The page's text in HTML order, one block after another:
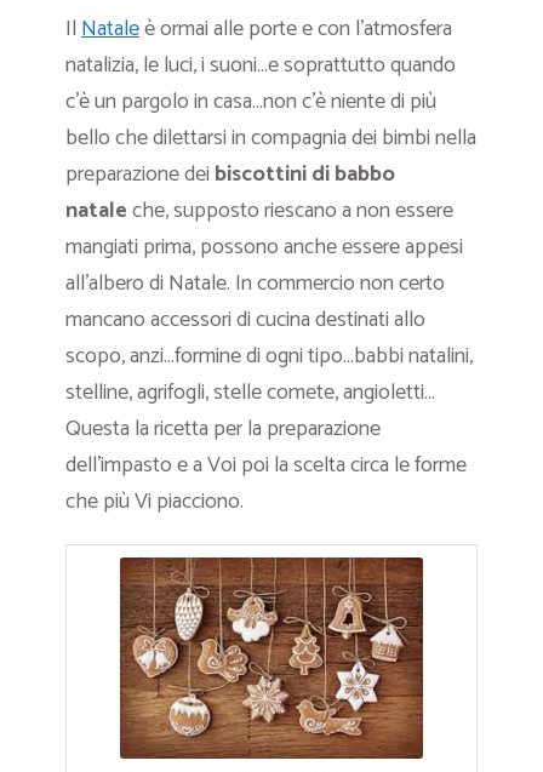
IlNataleè ormai alle porte e con l’atmosfera
natalizia, le luci, i suoni…e soprattutto quando
c’è un pargolo in casa…non c’è niente di più
bello che dilettarsi in compagnia dei bimbi nella
preparazione dei biscottini di babbo
nataleche, supposto riescano a non essere
mangiati prima, possono anche essere appesi
all’albero di Natale. In commercio non certo
mancano accessori di cucina destinati allo
scopo, anzi…formine di ogni tipo…babbi natalini,
stelline, agrifogli, stelle comete, angioletti…
Questa la ricetta per la preparazione
dell’impasto e a Voi poi la scelta circa le forme
che più Vi piacciono.